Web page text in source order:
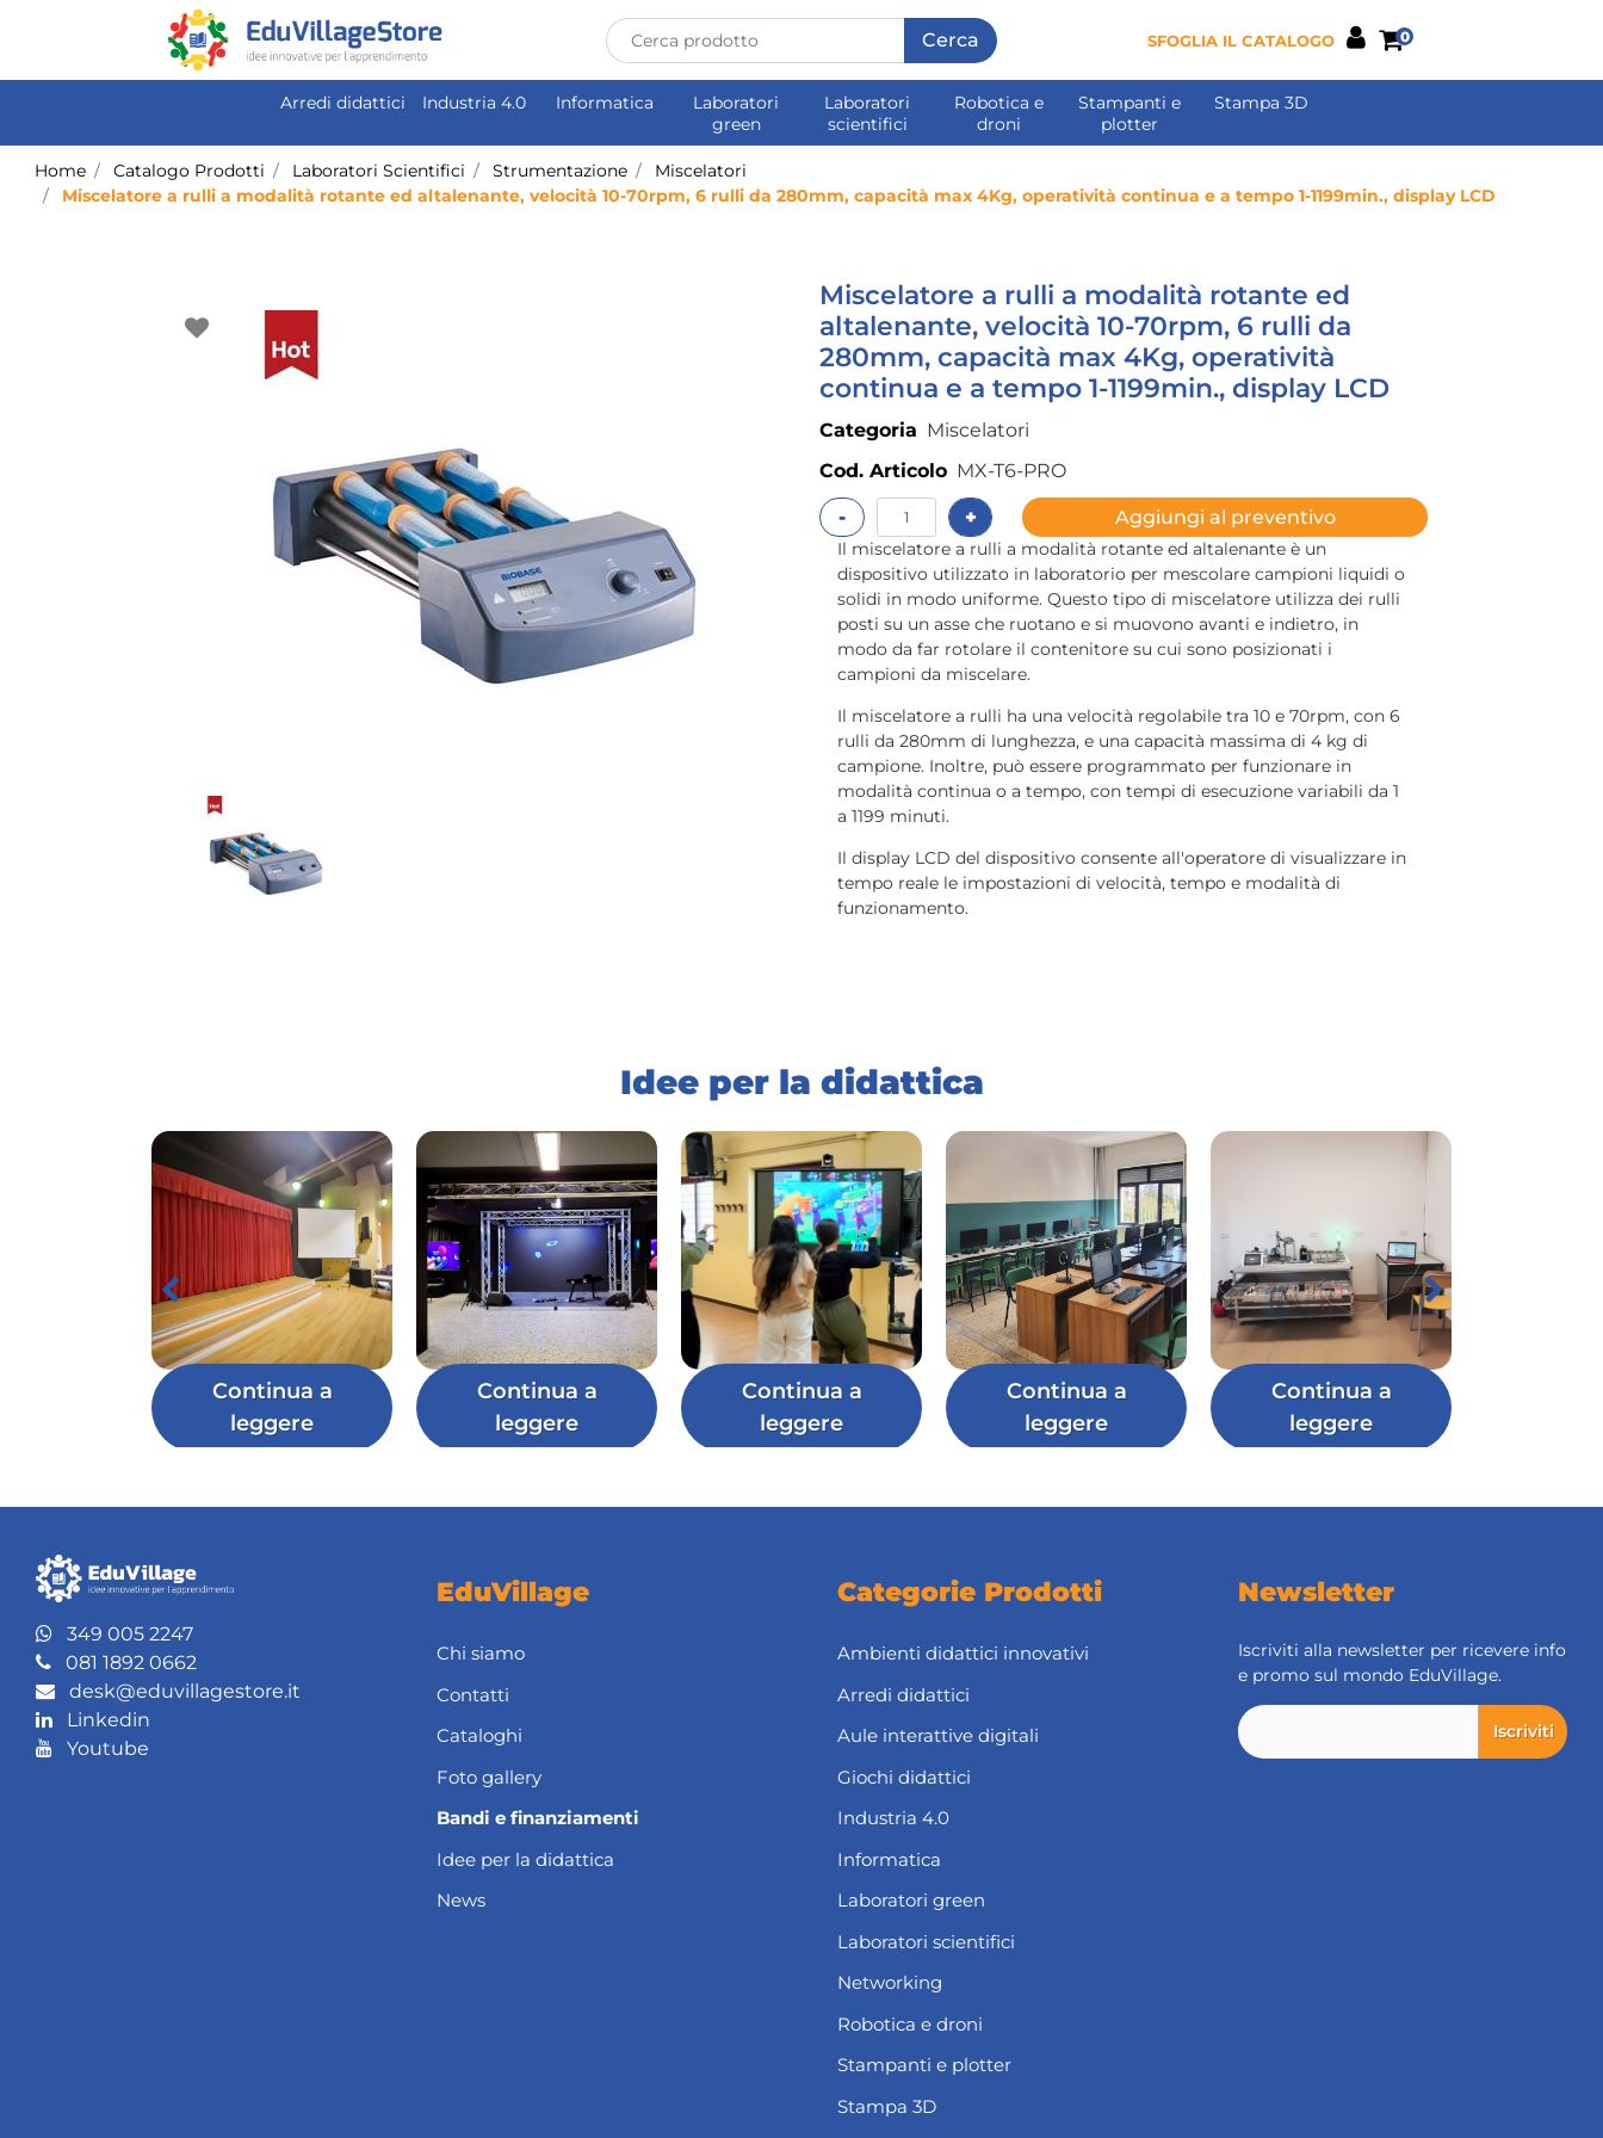
SFOGLIA IL CATALOGO 0
Arredi didattici Industria 4.0 Informatica
Laboratori
green
Laboratori
scientifici
Robotica e
droni
Stampanti e
plotter
Stampa 3D
Home Catalogo Prodotti Laboratori Scientifici Strumentazione
Miscelatori
Miscelatore a rulli a modalità rotante ed altalenante, velocità 10-70rpm, 6 rulli da 280mm, capacità max 4Kg, operatività continua e a tempo 1-1199min., display LCD
Miscelatore a rulli a modalità rotante ed
altalenante, velocità 10-70rpm, 6 rulli da
280mm, capacità max 4Kg, operatività
continua e a tempo 1-1199min., display LCD
Categoria Miscelatori
Cod. Articolo MX-T6-PRO
Quantità Aggiungi al preventivo
Il miscelatore a rulli a modalità rotante ed altalenante è un
dispositivo utilizzato in laboratorio per mescolare campioni liquidi o
solidi in modo uniforme. Questo tipo di miscelatore utilizza dei rulli
posti su un asse che ruotano e si muovono avanti e indietro, in
modo da far rotolare il contenitore su cui sono posizionati i
campioni da miscelare.
Il miscelatore a rulli ha una velocità regolabile tra 10 e 70rpm, con 6
rulli da 280mm di lunghezza, e una capacità massima di 4 kg di
campione. Inoltre, può essere programmato per funzionare in
modalità continua o a tempo, con tempi di esecuzione variabili da 1
a 1199 minuti.
Il display LCD del dispositivo consente all'operatore di visualizzare in
tempo reale le impostazioni di velocità, tempo e modalità di
funzionamento.
Idee per la didattica
Continua a
leggere
Continua a
leggere
Continua a
leggere
Continua a
leggere
Continua a
leggere
349 005 2247
081 1892 0662
desk@eduvillagestore.it
Linkedin
Youtube
EduVillage
Chi siamo
Contatti
Cataloghi
Foto gallery
Bandi e finanziamenti
Idee per la didattica
News
Categorie Prodotti
Ambienti didattici innovativi
Arredi didattici
Aule interattive digitali
Giochi didattici
Industria 4.0
Informatica
Laboratori green
Laboratori scientifici
Networking
Robotica e droni
Stampanti e plotter
Stampa 3D
Newsletter
Iscriviti alla newsletter per ricevere info
e promo sul mondo EduVillage.